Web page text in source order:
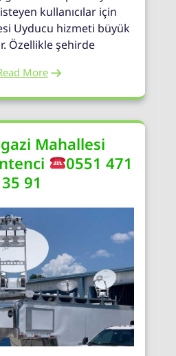
kullanıcılar için
Uyducu hizmeti büyük
Özellikle şehirde
More
Mahallesi
0551 471
35 91